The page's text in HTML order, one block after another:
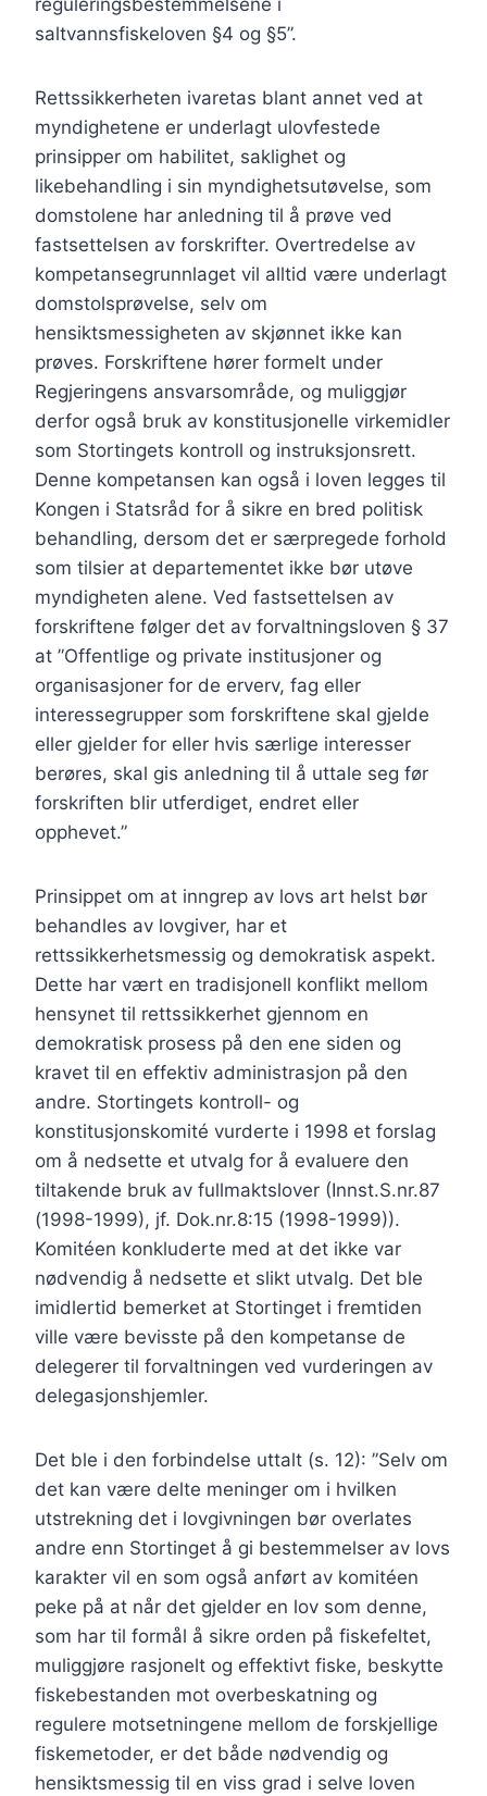
reguleringsbestemmelsene i
saltvannsfiskeloven §4 og §5”.
Rettssikkerheten ivaretas blant annet ved at
myndighetene er underlagt ulovfestede
prinsipper om habilitet, saklighet og
likebehandling i sin myndighetsutøvelse, som
domstolene har anledning til å prøve ved
fastsettelsen av forskrifter. Overtredelse av
kompetansegrunnlaget vil alltid være underlagt
domstolsprøvelse, selv om
hensiktsmessigheten av skjønnet ikke kan
prøves. Forskriftene hører formelt under
Regjeringens ansvarsområde, og muliggjør
derfor også bruk av konstitusjonelle virkemidler
som Stortingets kontroll og instruksjonsrett.
Denne kompetansen kan også i loven legges til
Kongen i Statsråd for å sikre en bred politisk
behandling, dersom det er særpregede forhold
som tilsier at departementet ikke bør utøve
myndigheten alene. Ved fastsettelsen av
forskriftene følger det av forvaltningsloven § 37
at ”Offentlige og private institusjoner og
organisasjoner for de erverv, fag eller
interessegrupper som forskriftene skal gjelde
eller gjelder for eller hvis særlige interesser
berøres, skal gis anledning til å uttale seg før
forskriften blir utferdiget, endret eller
opphevet.”
Prinsippet om at inngrep av lovs art helst bør
behandles av lovgiver, har et
rettssikkerhetsmessig og demokratisk aspekt.
Dette har vært en tradisjonell konflikt mellom
hensynet til rettssikkerhet gjennom en
demokratisk prosess på den ene siden og
kravet til en effektiv administrasjon på den
andre. Stortingets kontroll- og
konstitusjonskomité vurderte i 1998 et forslag
om å nedsette et utvalg for å evaluere den
tiltakende bruk av fullmaktslover (Innst.S.nr.87
(1998-1999), jf. Dok.nr.8:15 (1998-1999)).
Komitéen konkluderte med at det ikke var
nødvendig å nedsette et slikt utvalg. Det ble
imidlertid bemerket at Stortinget i fremtiden
ville være bevisste på den kompetanse de
delegerer til forvaltningen ved vurderingen av
delegasjonshjemler.
Det ble i den forbindelse uttalt (s. 12): ”Selv om
det kan være delte meninger om i hvilken
utstrekning det i lovgivningen bør overlates
andre enn Stortinget å gi bestemmelser av lovs
karakter vil en som også anført av komitéen
peke på at når det gjelder en lov som denne,
som har til formål å sikre orden på fiskefeltet,
muliggjøre rasjonelt og effektivt fiske, beskytte
fiskebestanden mot overbeskatning og
regulere motsetningene mellom de forskjellige
fiskemetoder, er det både nødvendig og
hensiktsmessig til en viss grad i selve loven